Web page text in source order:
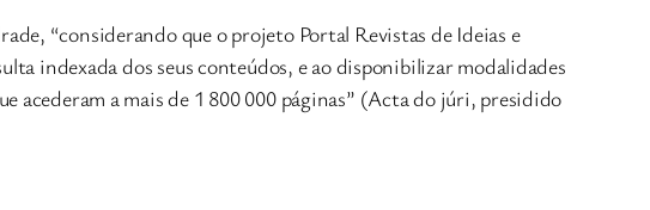
“considerando que o projeto Portal Revistas de Ideias e
indexada dos seus conteúdos, e ao disponibilizar modalidades
acederam a mais de 1 800 000 páginas” (Acta do júri, presidido